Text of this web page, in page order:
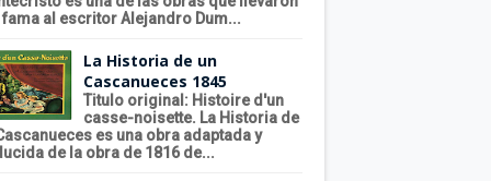
fama al escritor Alejandro Dum...
La Historia de un
Cascanueces 1845
Titulo original: Histoire d'un
casse-noisette. La Historia de
es una obra adaptada y
de la obra de 1816 de...